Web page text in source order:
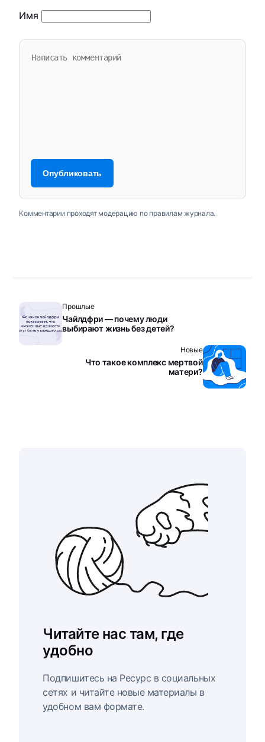
Имя
Комментарии проходят модерацию по правилам журнала.
Прошлые
Чайлдфри — почему люди
выбирают жизнь без детей?
Новые
Что такое комплекс мертвой
матери?
Читайте нас там, где
удобно
Подпишитесь на Ресурс в социальных
сетях и читайте новые материалы в
удобном вам формате.